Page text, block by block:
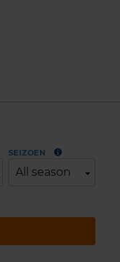
SEIZOEN
All season